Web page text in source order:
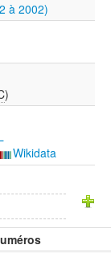
à 2002)
)
Wikidata